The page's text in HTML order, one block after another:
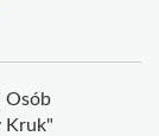
Osób
Kruk"